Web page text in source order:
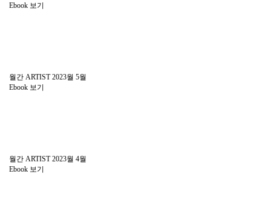
Ebook 보기
월간 ARTIST 2023월 5월
Ebook 보기
월간 ARTIST 2023월 4월
Ebook 보기